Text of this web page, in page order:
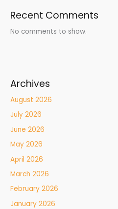
Recent Comments
No comments to show.
Archives
August 2026
July 2026
June 2026
May 2026
April 2026
March 2026
February 2026
January 2026